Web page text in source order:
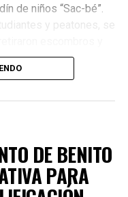
de niños “Sac-bé”.
y peatones, se
la zona. Estas
escolares más
DE BENITO
PARA